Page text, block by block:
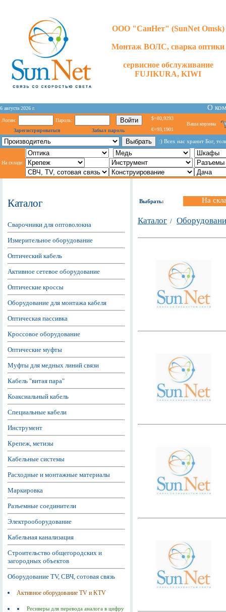
ООО "СанНет" (SunNet Omsk)
Монтаж ВОЛС, сварка оптики
сервисное обслуживание
FUJIKURA, KIWI
6 августа 2026 г. О
Логин:
Пароль:
Зарегистрироваться
Забыл пароль
$=80,9293
€=93,1901
Ваша корзина
:) Всех нас хранит Бог,
На складе:
Каталог
Сварочники для оптоволокна
Измерительное оборудование
Оптический кабель
Активное сетевое оборудование
Оптические кроссы
Оборудование для монтажа кабеля
Оптическая пассивка
Кроссовое оборудование
Оптические муфты
Муфты для медных линий связи
Кабель "витая пара"
Коаксиальный кабель
Специальные кабели
Инструмент
Крепеж, метизы
Кабельные системы
Расходные и монтажные материалы
Маркировка
Разъемные соединители
Электрооборудование
Кабельная канализация
Строительство общегородских и
загородных объектов
Оборудование TV, СВЧ, сотовая связь
Активное оборудование TV и KTV
Ресиверы для перевода аналога в цифру
Выбрать: На
Каталог /